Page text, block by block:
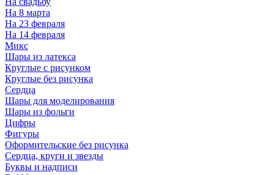
На 8 марта
На 23 февраля
На 14 февраля
Микс
Шары из латекса
Круглые с рисунком
Круглые без рисунка
Сердца
Шары для моделирования
Шары из фольги
Цифры
Фигуры
Оформительские без рисунка
Сердца, круги и звезды
Буквы и надписи